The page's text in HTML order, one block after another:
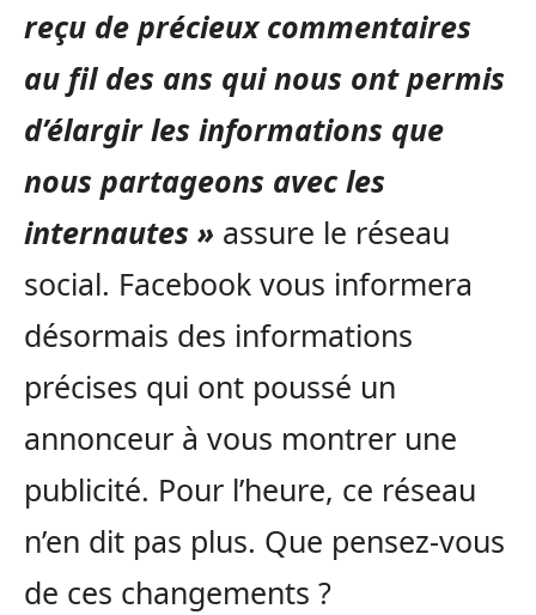
reçu de précieux commentaires
au fil des ans qui nous ont permis
d’élargir les informations que
nous partageons avec les
internautes » assure le réseau
social. Facebook vous informera
désormais des informations
précises qui ont poussé un
annonceur à vous montrer une
publicité. Pour l’heure, ce réseau
n’en dit pas plus. Que pensez-vous
de ces changements ?